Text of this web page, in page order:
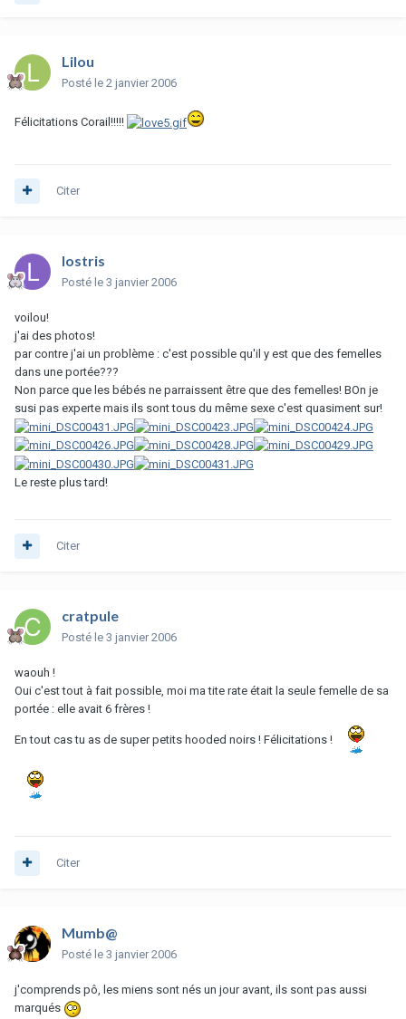
Lilou
Posté le 2 janvier 2006
Félicitations Corail!!!!!
Citer
lostris
Posté le 3 janvier 2006
voilou!
j'ai des photos!
par contre j'ai un problème : c'est possible qu'il y est que des femelles
dans une portée???
Non parce que les bébés ne parraissent être que des femelles! BOn je
susi pas experte mais ils sont tous du même sexe c'est quasiment sur!
Le reste plus tard!
Citer
cratpule
Posté le 3 janvier 2006
waouh !
Oui c'est tout à fait possible, moi ma tite rate était la seule femelle de sa
portée : elle avait 6 frères !
En tout cas tu as de super petits hooded noirs ! Félicitations !
Citer
Mumb@
Posté le 3 janvier 2006
j'comprends pô, les miens sont nés un jour avant, ils sont pas aussi
marqués